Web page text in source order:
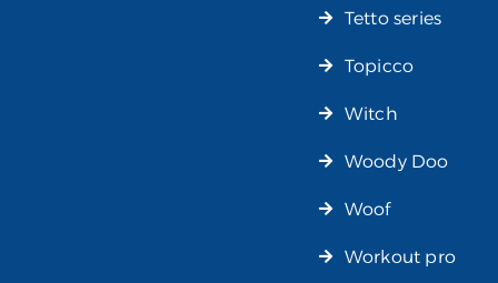
Tetto series
Topicco
Witch
Woody Doo
Woof
Workout pro